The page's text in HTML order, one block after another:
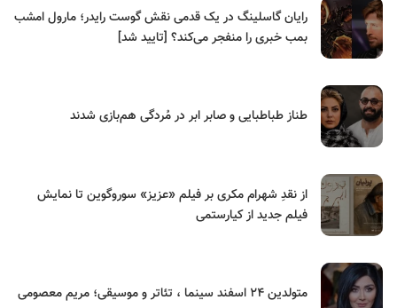
رایان گاسلینگ در یک قدمی نقش گوست رایدر؛ مارول امشب
بمب خبری را منفجر می‌کند؟ [تایید شد]
طناز طباطبایی و صابر ابر در مُردگی هم‌بازی شدند
از نقدِ شهرام مکری بر فیلم «عزیز» سوروگوین تا نمایش
فیلم جدید از کیارستمی
متولدین ۲۴ اسفند سینما ، تئاتر و موسیقی؛ مریم معصومی